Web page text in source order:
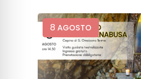
8 AGOSTO